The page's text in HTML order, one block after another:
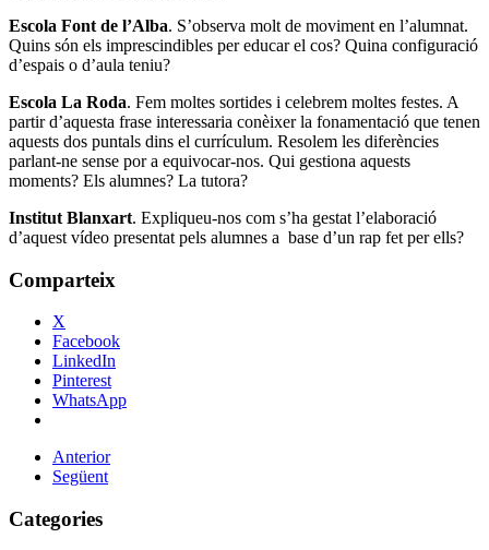
Escola Font de l’Alba. S’observa molt de moviment en l’alumnat.
Quins són els imprescindibles per educar el cos? Quina configuració
d’espais o d’aula teniu?
Escola La Roda. Fem moltes sortides i celebrem moltes festes. A
partir d’aquesta frase interessaria conèixer la fonamentació que tenen
aquests dos puntals dins el currículum. Resolem les diferències
parlant-ne sense por a equivocar-nos. Qui gestiona aquests
moments? Els alumnes? La tutora?
Institut Blanxart. Expliqueu-nos com s’ha gestat l’elaboració
d’aquest vídeo presentat pels alumnes a base d’un rap fet per ells?
Comparteix
X
Facebook
LinkedIn
Pinterest
WhatsApp
Anterior
Següent
Categories